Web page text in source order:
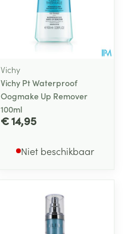
Vichy
Vichy Pt Waterproof
Oogmake Up Remover
100ml
€ 14,95
Niet beschikbaar